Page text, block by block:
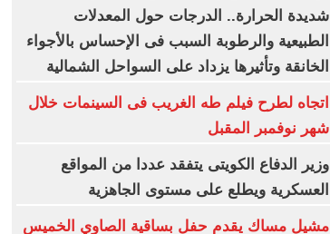
شديدة الحرارة.. الدرجات حول المعدلات
الطبيعية والرطوبة السبب فى الإحساس بالأجواء
الخانقة وتأثيرها يزداد على السواحل الشمالية
اتجاه لطرح فيلم طه الغريب فى السينمات خلال
شهر نوفمبر المقبل
وزير الدفاع الكويتى يتفقد عددا من المواقع
العسكرية ويطلع على مستوى الجاهزية
مشيل مساك يقدم حفل بساقية الصاوي الخميس